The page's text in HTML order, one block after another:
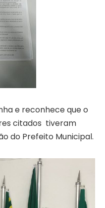
e reconhece que o
citados tiveram
do Prefeito Municipal.